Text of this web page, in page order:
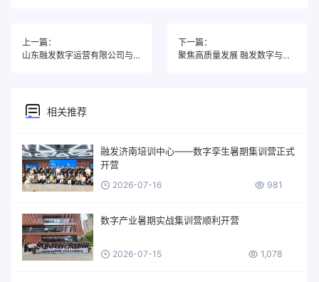
上一篇：
山东融发数字运营有限公司与菏泽职业学院开展座谈交流 共探产教融合新路径
下一篇：
聚焦高质量发展 融发数字与山东旅游职业学院产教融合迈深向实
相关推荐
融发济南培训中心——数字孪生暑期集训营正式
开营
2026-07-16 981
数字产业暑期实战集训营顺利开营
2026-07-15 1,078